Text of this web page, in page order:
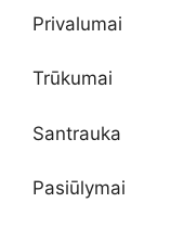
Privalumai
Trūkumai
Santrauka
Pasiūlymai